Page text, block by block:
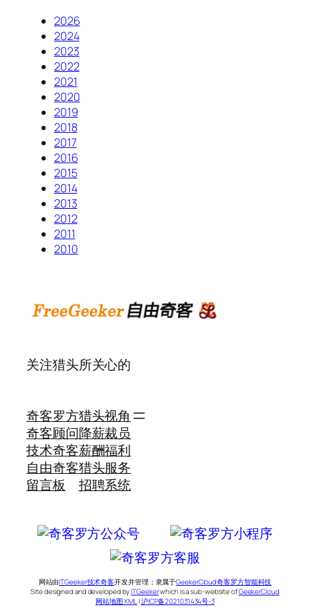
2026
2024
2023
2022
2021
2020
2019
2018
2017
2016
2015
2014
2013
2012
2011
2010
关注猎头所关心的
奇客罗方
奇客顾问
技术奇客
自由奇客
留言板
猎头视角
降薪裁员
薪酬福利
猎头服务
招聘系统
网站由ITGeeker技术奇客开发并管理；隶属于GeekerCloud奇客罗方智能科技
Site designed and developed byITGeekerwhich is a sub-website ofGeekerCloud
网站地图 XML |沪ICP备2021031434号-3